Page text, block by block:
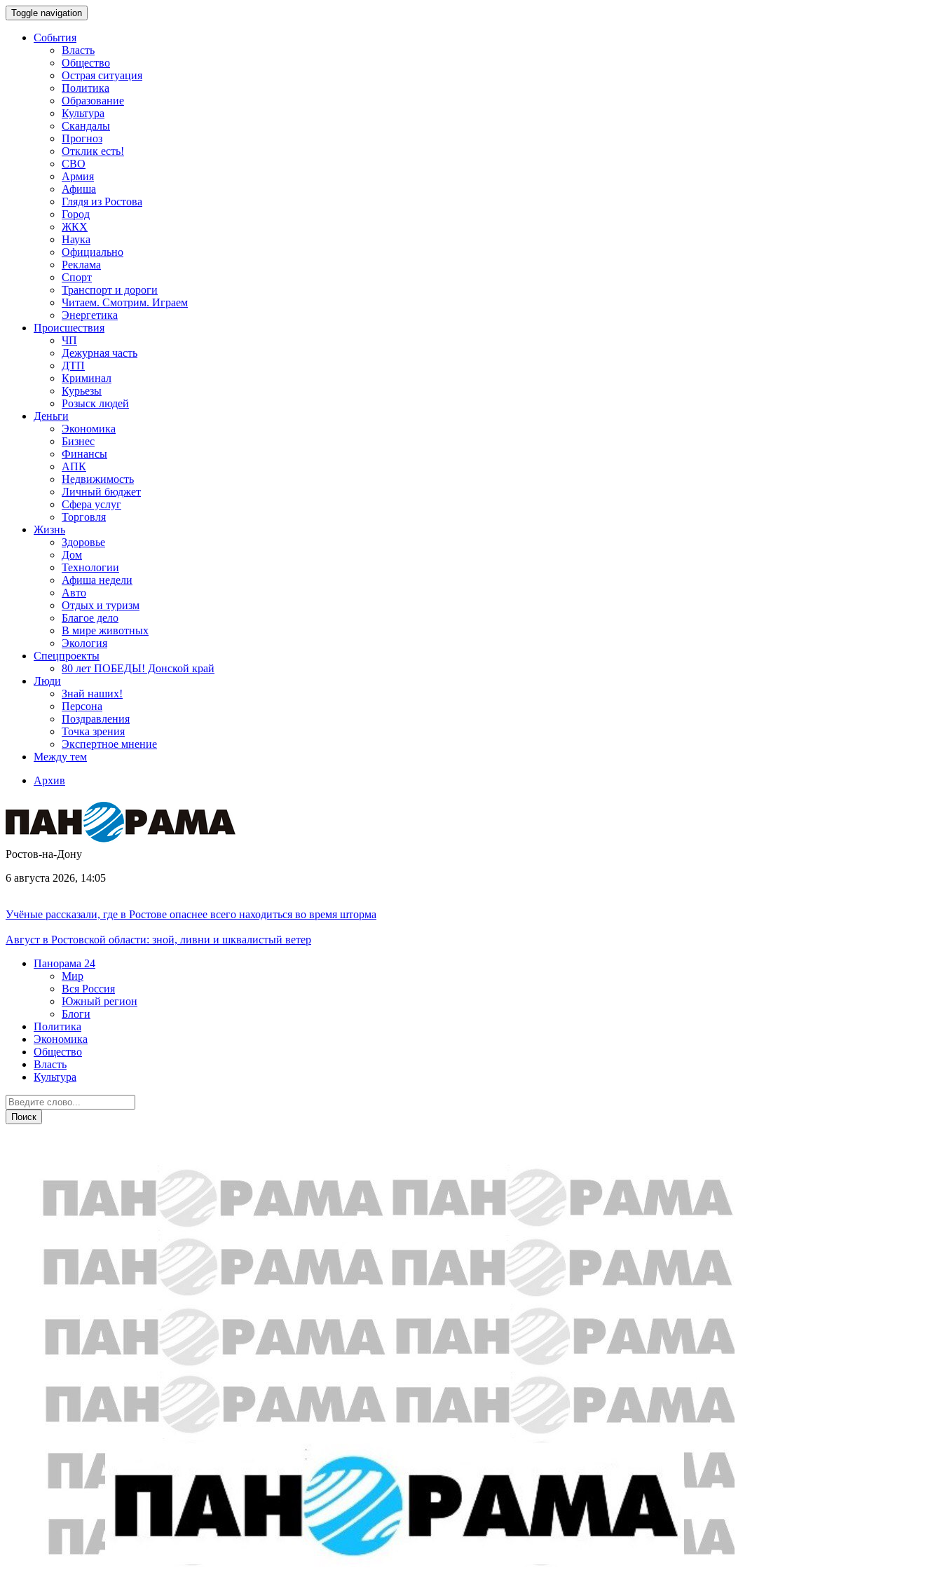
Toggle navigation
События
Власть
Общество
Острая ситуация
Политика
Образование
Культура
Скандалы
Прогноз
Отклик есть!
СВО
Армия
Афиша
Глядя из Ростова
Город
ЖКХ
Наука
Официально
Реклама
Спорт
Транспорт и дороги
Читаем. Смотрим. Играем
Энергетика
Происшествия
ЧП
Дежурная часть
ДТП
Криминал
Курьезы
Розыск людей
Деньги
Экономика
Бизнес
Финансы
АПК
Недвижимость
Личный бюджет
Сфера услуг
Торговля
Жизнь
Здоровье
Дом
Технологии
Афиша недели
Авто
Отдых и туризм
Благое дело
В мире животных
Экология
Спецпроекты
80 лет ПОБЕДЫ! Донской край
Люди
Знай наших!
Персона
Поздравления
Точка зрения
Экспертное мнение
Между тем
Архив
Ростов-на-Дону
6 августа 2026, 14:05
Учёные рассказали, где в Ростове опаснее всего находиться во время шторма
Август в Ростовской области: зной, ливни и шквалистый ветер
Панорама 24
Мир
Вся Россия
Южный регион
Блоги
Политика
Экономика
Общество
Власть
Культура